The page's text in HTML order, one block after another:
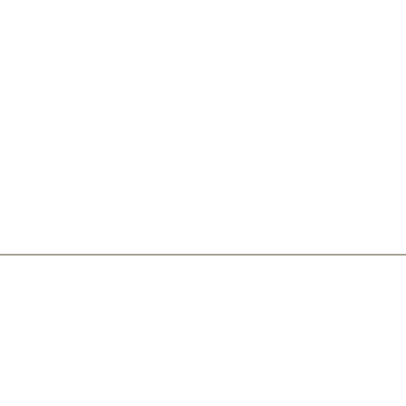
detailliert kommentiert von Mihail Marin
Varianten vorführen, auswendig lernen („Drill“) und
nachspielbar im Analysebrett